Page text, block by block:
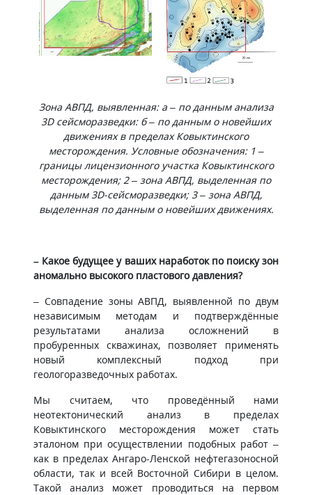
Зона АВПД, выявленная: а – по данным анализа
3D сейсморазведки: б – по данным о новейших
движениях в пределах Ковыктинского
месторождения. Условные обозначения: 1 –
границы лицензионного участка Ковыктинского
месторождения; 2 – зона АВПД, выделенная по
данным 3D-сейсморазведки; 3 – зона АВПД,
выделенная по данным о новейших движениях.
– Какое будущее у ваших наработок по поиску зон
аномально высокого пластового давления?
– Совпадение зоны АВПД, выявленной по двум
независимым методам и подтверждённые
результатами анализа осложнений в
пробуренных скважинах, позволяет применять
новый комплексный подход при
геологоразведочных работах.
Мы считаем, что проведённый нами
неотектонический анализ в пределах
Ковыктинского месторождения может стать
эталоном при осуществлении подобных работ –
как в пределах Ангаро-Ленской нефтегазоносной
области, так и всей Восточной Сибири в целом.
Такой анализ может проводиться на первом